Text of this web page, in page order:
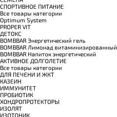
СПОРТИВНОЕ ПИТАНИЕ
Все товары категории
Optimum System
PROPER VIT
ДЕТОКС
BOMBBAR Энергетический гель
BOMBBAR Лимонад витаминизированный
BOMBBAR Напиток энергетический
АКТИВНОЕ ДОЛГОЛЕТИЕ
Все товары категории
ДЛЯ ПЕЧЕНИ И ЖКТ
КАЗЕИН
ИММУНИТЕТ
ПРОБИОТИК
ХОНДРОПРОТЕКТОРЫ
ИЗОЛЯТ
ИЗОТОНИК